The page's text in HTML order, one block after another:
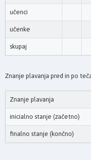
učenci
učenke
skupaj
Znanje plavanja pred in po
Znanje plavanja
inicialno stanje (začetno)
finalno stanje (končno)